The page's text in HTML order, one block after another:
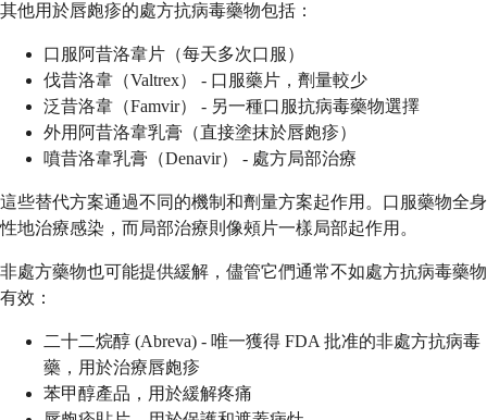
其他用於唇皰疹的處方抗病毒藥物包括：
口服阿昔洛韋片（每天多次口服）
伐昔洛韋（Valtrex） - 口服藥片，劑量較少
泛昔洛韋（Famvir） - 另一種口服抗病毒藥物選擇
外用阿昔洛韋乳膏（直接塗抹於唇皰疹）
噴昔洛韋乳膏（Denavir） - 處方局部治療
這些替代方案通過不同的機制和劑量方案起作用。口服藥物全身
性地治療感染，而局部治療則像頰片一樣局部起作用。
非處方藥物也可能提供緩解，儘管它們通常不如處方抗病毒藥物
有效：
二十二烷醇 (Abreva) - 唯一獲得 FDA 批准的非處方抗病毒
藥，用於治療唇皰疹
苯甲醇產品，用於緩解疼痛